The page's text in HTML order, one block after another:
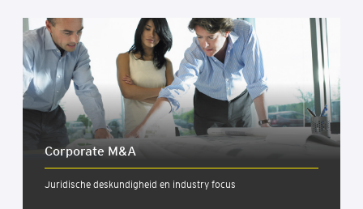
Cor­po­ra­te M&A
Juridische deskundigheid en industry focus